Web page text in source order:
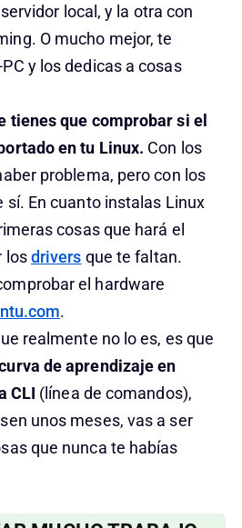
local, y la otra con
O mucho mejor, te
y los dedicas a cosas
tienes que comprobar si el
en tu Linux. Con los
problema, pero con los
sí. En cuanto instalas Linux
cosas que hará el
losdrivers que te faltan.
el hardware
.
realmente no lo es, es que
de aprendizaje en
CLI (línea de comandos),
unos meses, vas a ser
que nunca te habías